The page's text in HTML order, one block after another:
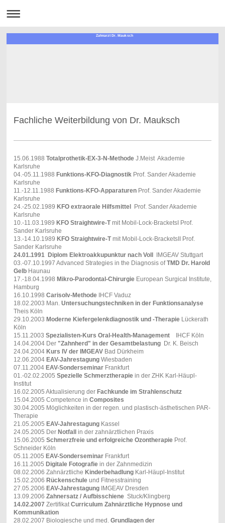
Zahnarzt Dr. Mauksch
Fachliche Weiterbildung von Dr. Mauksch
15.06.1988 Totalprothetik-EX-3-N-MethodeJ.Meist Akademie
Karlsruhe
04.-05.11.1988 Funktions-KFO-Diagnostik Prof. Sander Akademie
Karlsruhe
11.-12.11.1988 Funktions-KFO-ApparaturenProf. Sander Akademie
Karlsruhe
24.-25.02.1989 KFO extraorale HilfsmittelProf. Sander Akademie
Karlsruhe
10.-11.03.1989 KFO Straightwire-Tmit Mobil-Lock-BracketsI Prof.
Sander Karlsruhe
13.-14.10.1989 KFO Straightwire-Tmit Mobil-Lock-BracketsII Prof.
Sander Karlsruhe
24.01.1991 Diplom Elektroakkupunktur nach Voll IMGEAV Stuttgart
03.-07.10.1997 Advanced Strategies in the Diagnosis ofTMD Dr. Harold
GelbHaunau
17.-18.04.1998 Mikro-Parodontal-ChirurgieEuropean Surgical Institute,
Hamburg
16.10.1998 Carisolv-MethodeIHCF Vaduz
18.02.2003 Man. Untersuchungstechniken in der Funktionsanalyse
Theis Köln
29.10.2003 Moderne Kiefergelenkdiagnostik und -TherapieLückerath
Köln
15.11.2003 Spezialisten-Kurs Oral-Health-Management
IHCF Köln
14.04.2004 Der "Zahnherd" in der GesamtbelastungDr. K. Beisch
24.04.2004 Kurs IV der IMGEAVBad Dürkheim
12.06.2004 EAV-JahrestagungWiesbaden
07.11.2004 EAV-SonderseminarFrankfurt
01.-02.02.2005 Spezielle Schmerztherapiein der ZHK Karl-Häupl-
Institut
16.02.2005 Aktualisierung der Fachkunde im Strahlenschutz
15.04.2005 Competence in Composites
30.04.2005 Möglichkeiten in der regen. und plastisch-ästhetischen PAR-
Therapie
21.05.2005 EAV-JahrestagungKassel
24.05.2005 Der Notfallin der zahnärztlichen Praxis
15.06.2005 Schmerzfreie und erfolgreiche OzontherapieProf.
Schneider Köln
05.11.2005 EAV-SonderseminarFrankfurt
16.11.2005 Digitale Fotografiein der Zahnmedizin
08.02.2006 Zahnärztliche KinderbehadlungKarl-Häupl-Institut
15.02.2006 Rückenschuleund Fitnesstraining
27.05.2006 EAV-JahrestagungIMGEAV Dresden
13.09.2006 Zahnersatz / AufbisschieneStuck/Klingberg
14.02.2007 Zertifikat Curriculum Zahnärztliche Hypnose und
Kommunikation
28.02.2007 Biologiesche und med. Grundlagen der